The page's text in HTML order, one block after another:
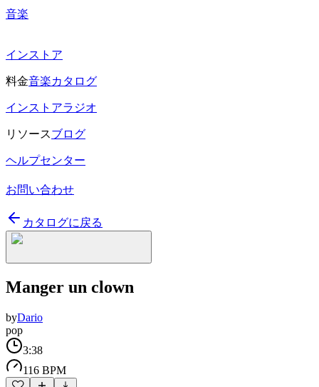
音楽
インストア
料金音楽カタログ
インストアラジオ
リソースブログ
ヘルプセンター
お問い合わせ
カタログに戻る
Manger un clown
byDario
pop
3:38
116 BPM